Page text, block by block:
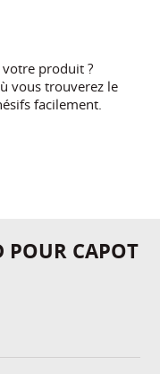
votre produit ?
vous trouverez le
facilement.
POUR CAPOT